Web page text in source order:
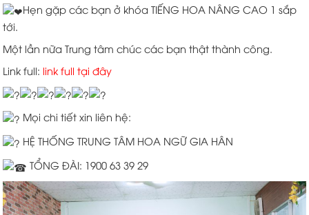
Hẹn gặp các bạn ở khóa TIẾNG HOA NÂNG CAO 1 sắp
tới.
Một lần nữa Trung tâm chúc các bạn thật thành công.
Link full: link full tại đây
Mọi chi tiết xin liên hệ:
HỆ THỐNG TRUNG TÂM HOA NGỮ GIA HÂN
TỔNG ĐÀI: 1900 63 39 29